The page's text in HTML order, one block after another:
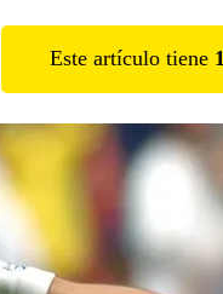
Este artículo tiene 1